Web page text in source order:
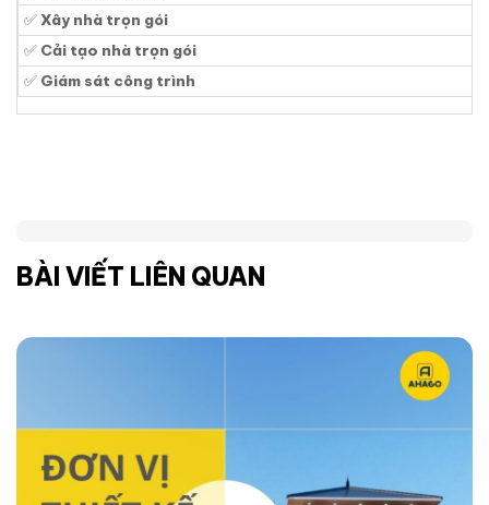
✅ Xây nhà trọn gói
✅ Cải tạo nhà trọn gói
✅ Giám sát công trình
BÀI VIẾT LIÊN QUAN